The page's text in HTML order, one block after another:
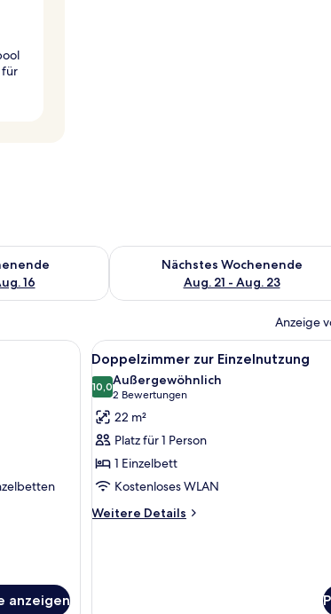
für
16
für dieses Wochenende, Aug. 14 - Aug. 16.
Nächstes Wochenende
Aug. 21 - Aug. 23
Überprüfe die Verfügbarkeit für
Anzeige
Bett, Schreibtisch, Fernseher und einem Badezimmer mit
anzeigen
Alle
Fotos
für
Doppelzimmer
zur
Einzelnutzung
anzeigen
Ein
4
Doppelzimmer zur Einzelnutzung
10,010,0 von 10
Außergewöhnlich
2 Bewertungen
(2
Bewertungen)
22 m²
Platz für 1 Person
1 Einzelbett
Kostenloses WLAN
Weitere Details
Weitere